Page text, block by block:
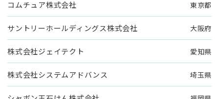
コムチュア株式会社 東京都
サントリーホールディングス株式会社 大阪府
株式会社ジェイテクト 愛知県
株式会社システムアドバンス 埼玉県